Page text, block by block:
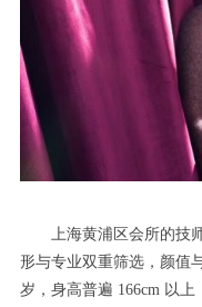
上海黄浦区会所的技师
形与专业双重筛选，颜值
岁，身高普遍 166cm 以